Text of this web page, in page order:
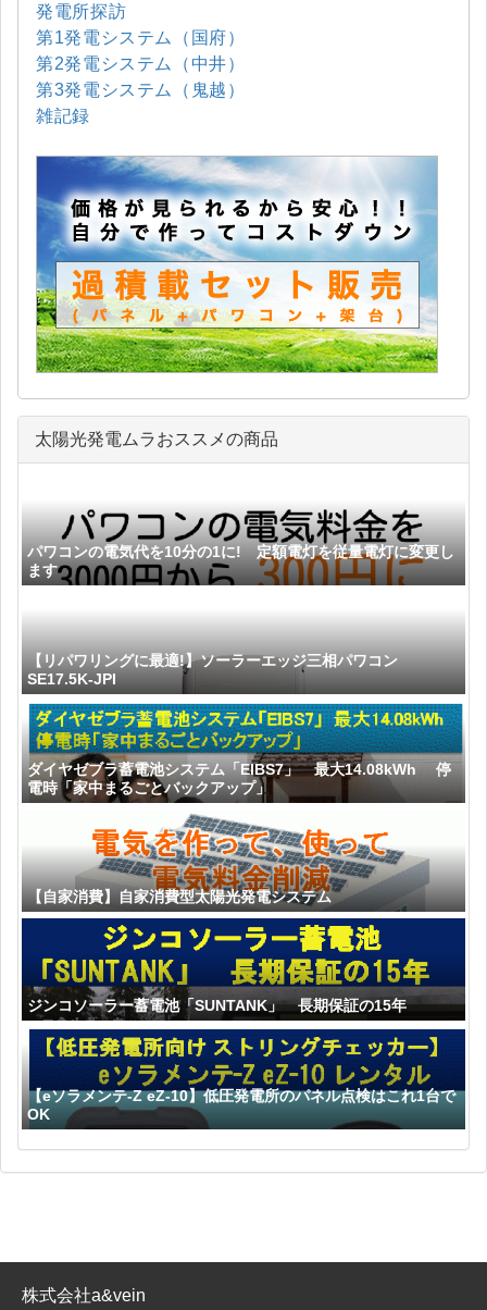
発電所探訪
第1発電システム（国府）
第2発電システム（中井）
第3発電システム（鬼越）
雑記録
太陽光発電ムラおススメの商品
パワコンの電気代を10分の1に! 定額電灯を従量電灯に変更し
ます
【リパワリングに最適!】ソーラーエッジ三相パワコン
SE17.5K-JPI
ダイヤゼブラ蓄電池システム「EIBS7」 最大14.08kWh 停
電時「家中まるごとバックアップ」
【自家消費】自家消費型太陽光発電システム
ジンコソーラー蓄電池「SUNTANK」 長期保証の15年
【eソラメンテ-Z eZ-10】低圧発電所のパネル点検はこれ1台で
OK
株式会社a&vein